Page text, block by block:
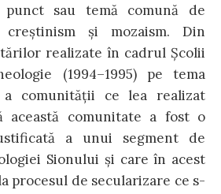
sau temă comună de
şi mozaism. Din
realizate în cadrul Şcolii
(1994–1995) pe tema
a comunităţii ce lea realizat
această comunitate a fost o
a unui segment de
Sionului şi care în acest
procesul de secularizare ce s-